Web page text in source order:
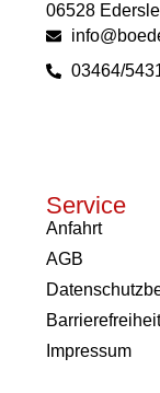
Service
Anfahrt
AGB
Impressum
06528
03464/